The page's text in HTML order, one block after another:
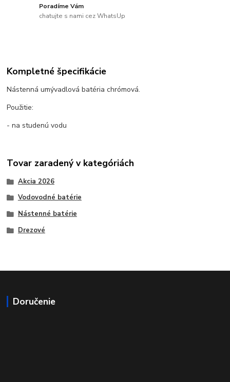
Poradíme Vám
chatujte s nami cez WhatsUp
Kompletné špecifikácie
Nástenná umývadlová batéria chrómová.
Použitie:
- na studenú vodu
Tovar zaradený v kategóriách
Akcia 2026
Vodovodné batérie
Nástenné batérie
Drezové
Doručenie